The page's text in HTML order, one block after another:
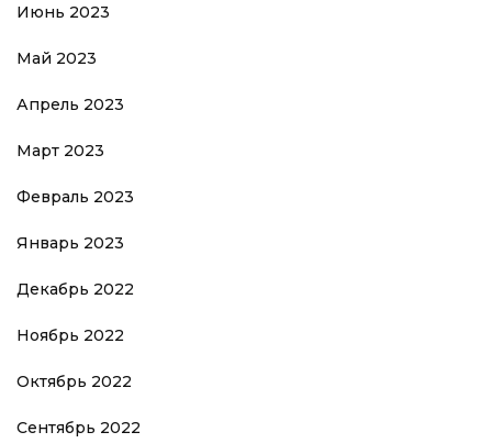
Июнь 2023
Май 2023
Апрель 2023
Март 2023
Февраль 2023
Январь 2023
Декабрь 2022
Ноябрь 2022
Октябрь 2022
Сентябрь 2022